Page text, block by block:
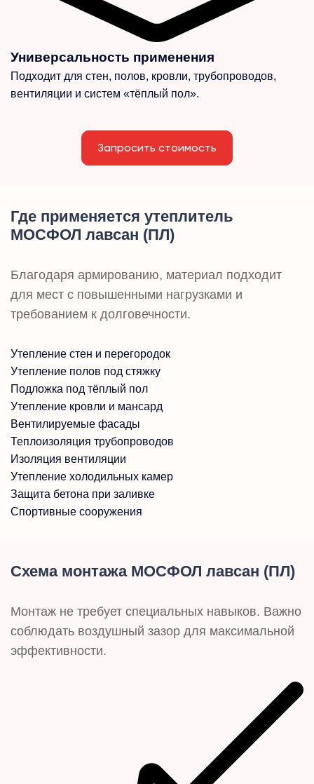
Универсальность применения
Подходит для стен, полов, кровли, трубопроводов,
вентиляции и систем «тёплый пол».
Запросить стоимость
Где применяется утеплитель
МОСФОЛ лавсан (ПЛ)
Благодаря армированию, материал подходит
для мест с повышенными нагрузками и
требованием к долговечности.
Утепление стен и перегородок
Утепление полов под стяжку
Подложка под тёплый пол
Утепление кровли и мансард
Вентилируемые фасады
Теплоизоляция трубопроводов
Изоляция вентиляции
Утепление холодильных камер
Защита бетона при заливке
Спортивные сооружения
Схема монтажа МОСФОЛ лавсан (ПЛ)
Монтаж не требует специальных навыков. Важно
соблюдать воздушный зазор для максимальной
эффективности.